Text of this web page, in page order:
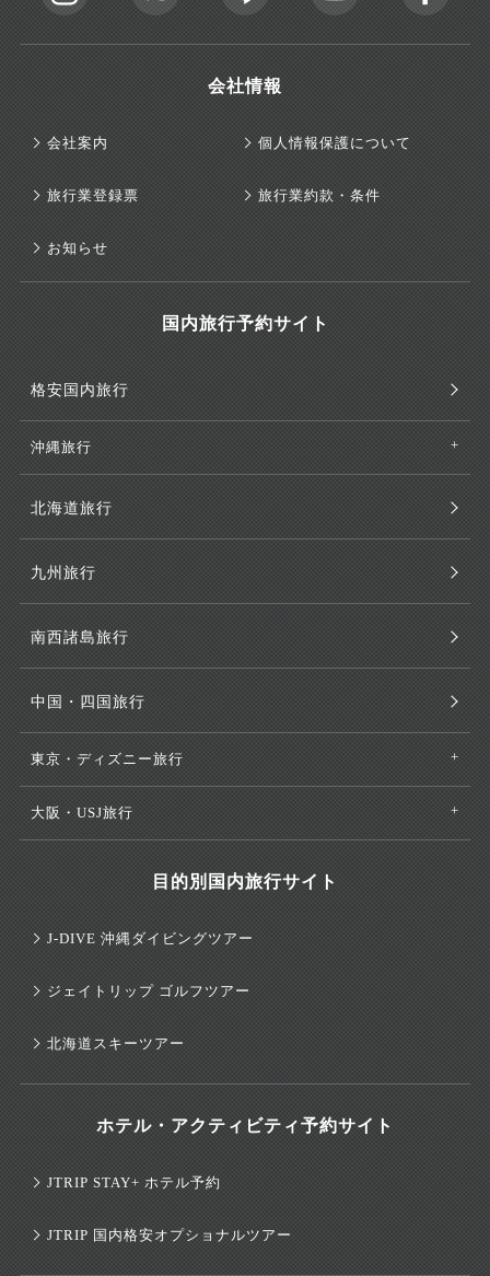
会社情報
会社案内 個人情報保護について
旅行業登録票 旅行業約款・条件
お知らせ
国内旅行予約サイト
格安国内旅行
沖縄旅行
北海道旅行
九州旅行
南西諸島旅行
中国・四国旅行
東京・ディズニー旅行
大阪・USJ旅行
目的別国内旅行サイト
J-DIVE 沖縄ダイビングツアー
ジェイトリップ ゴルフツアー
北海道スキーツアー
ホテル・アクティビティ予約サイト
JTRIP STAY+ ホテル予約
JTRIP 国内格安オプショナルツアー